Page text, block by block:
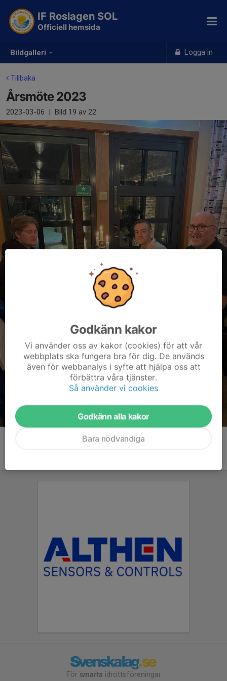
Bildgalleri Logga in
IF Roslagen SOL
Officiell hemsida
Tillbaka
Årsmöte 2023
2023-03-06 | Bild 19 av 22
För smarta idrottsföreningar
Godkänn kakor
Vi använder oss av kakor (cookies) för att vår
webbplats ska fungera bra för dig. De används
även för webbanalys i syfte att hjälpa oss att
förbättra våra tjänster.
Så använder vi cookies
Godkänn alla kakor
Bara nödvändiga